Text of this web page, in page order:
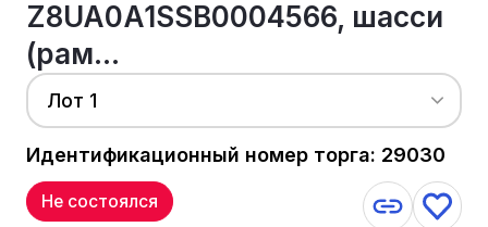
Z8UA0A1SSB0004566, шасси
(рам...
Лот 1
Идентификационный номер торга: 29030
Не состоялся